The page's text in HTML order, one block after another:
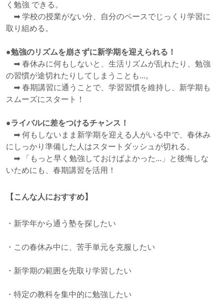
く勉強 できる。
➡ 学校の授業がない分、自分のペースでじっくり学習に
取り組める。
●勉強のリズムを崩さずに新学期を迎えられる！
➡ 春休みに何もしないと、生活リズムが乱れたり、勉強
の習慣が途切れたりしてしまうことも...。
➡ 春期講習に通うことで、学習習慣を維持し、新学期も
スムーズにスタート！
●ライバルに差をつけるチャンス！
➡ 何もしないまま新学期を迎える人がいる中で、春休み
にしっかり準備した人はスタートダッシュが切れる。
➡ 「もっと早く勉強しておけばよかった...」と後悔しな
いためにも、春期講習を活用！
【こんな人におすすめ】
・新学年から通う塾を探したい
・この春休み中に、苦手単元を克服したい
・新学期の範囲を先取り学習したい
・特定の教科を集中的に勉強したい